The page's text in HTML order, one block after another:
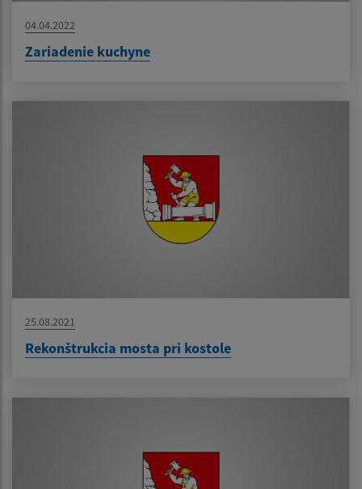
04.04.2022
Zariadenie kuchyne
25.08.2021
Rekonštrukcia mosta pri kostole